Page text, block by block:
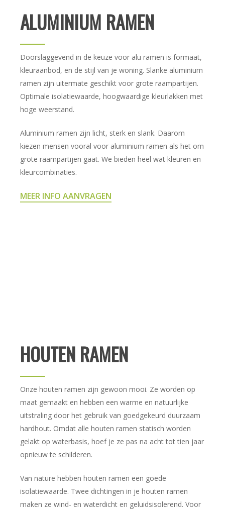
ALUMINIUM RAMEN
Doorslaggevend in de keuze voor alu ramen is formaat,
kleuraanbod, en de stijl van je woning. Slanke aluminium
ramen zijn uitermate geschikt voor grote raampartijen.
Optimale isolatiewaarde, hoogwaardige kleurlakken met
hoge weerstand.
Aluminium ramen zijn licht, sterk en slank. Daarom
kiezen mensen vooral voor aluminium ramen als het om
grote raampartijen gaat. We bieden heel wat kleuren en
kleurcombinaties.
MEER INFO AANVRAGEN
HOUTEN RAMEN
Onze houten ramen zijn gewoon mooi. Ze worden op
maat gemaakt en hebben een warme en natuurlijke
uitstraling door het gebruik van goedgekeurd duurzaam
hardhout. Omdat alle houten ramen statisch worden
gelakt op waterbasis, hoef je ze pas na acht tot tien jaar
opnieuw te schilderen.
Van nature hebben houten ramen een goede
isolatiewaarde. Twee dichtingen in je houten ramen
maken ze wind- en waterdicht en geluidsisolerend. Voor